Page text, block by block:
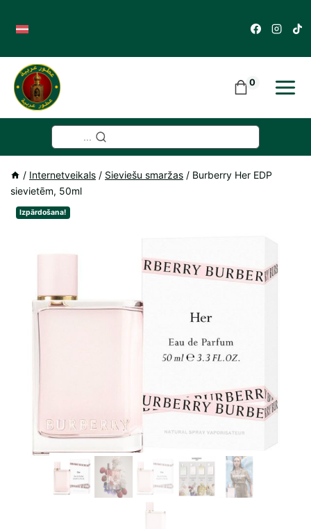
content
0
/ Internetveikals / Sieviešu smaržas / Burberry Her EDP
sievietēm, 50ml
Izpārdošana!